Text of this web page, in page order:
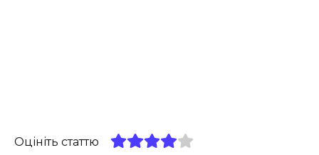
Оцініть статтю